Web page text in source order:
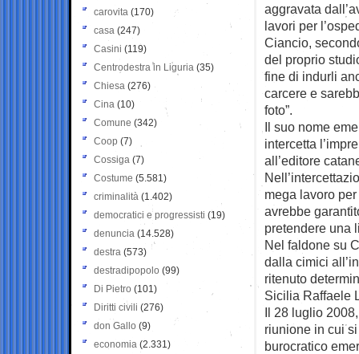
aggravata
lavori per
Ciancio,
del proprio
fine di indurli
carcere e
foto”.
Il suo nome
intercetta
all’editore
mega lavoro
avrebbe
pretendere una
Nel faldone su
dalla cimici
ritenuto
Sicilia Raffaele
Il 28 luglio
riunione in cui
burocratico
carovita (170)
casa (247)
Casini (119)
Centrodestra in Liguria (35)
Chiesa (276)
Cina (10)
Comune (342)
Coop (7)
Cossiga (7)
Costume (5.581)
criminalità (1.402)
democratici e progressisti (19)
denuncia (14.528)
destra (573)
destradipopolo (99)
Di Pietro (101)
Diritti civili (276)
don Gallo (9)
economia (2.331)